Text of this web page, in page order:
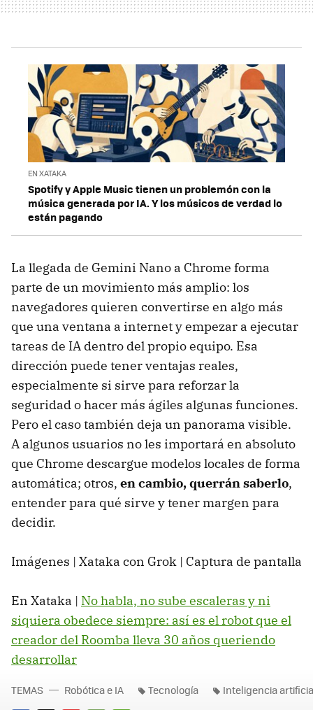
EN XATAKA
Spotify y Apple Music tienen un problemón con la
música generada por IA. Y los músicos de verdad lo
están pagando
La llegada de Gemini Nano a Chrome forma
parte de un movimiento más amplio: los
navegadores quieren convertirse en algo más
que una ventana a internet y empezar a ejecutar
tareas de IA dentro del propio equipo. Esa
dirección puede tener ventajas reales,
especialmente si sirve para reforzar la
seguridad o hacer más ágiles algunas funciones.
Pero el caso también deja un panorama visible.
A algunos usuarios no les importará en absoluto
que Chrome descargue modelos locales de forma
automática; otros, en cambio, querrán saberlo,
entender para qué sirve y tener margen para
decidir.
Imágenes | Xataka con Grok | Captura de pantalla
En Xataka | No habla, no sube escaleras y ni
siquiera obedece siempre: así es el robot que el
creador del Roomba lleva 30 años queriendo
desarrollar
TEMAS Robótica e IA Tecnología Inteligencia